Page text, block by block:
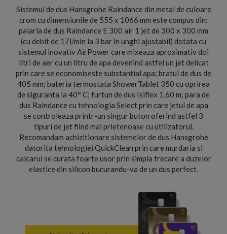
Sistemul de dus Hansgrohe Raindance din metal de culoare
crom cu dimensiunile de 555 x 1066 mm este compus din:
palaria de dus Raindance E 300 air 1 jet de 300 x 300 mm
(cu debit de 17l/min la 3 bar in unghi ajustabil) dotata cu
sistemul inovativ AirPower care mixeaza aproximativ doi
litri de aer cu un litru de apa devenind astfel un jet delicat
prin care se economiseste substantial apa; bratul de dus de
405 mm; bateria termostata ShowerTablet 350 cu oprirea
de siguranta la 40° C; furtun de dus Isiflex 1,60 m; para de
dus Raindance cu tehnologia Select prin care jetul de apa
se controleaza printr-un singur buton oferind astfel 3
tipuri de jet fiind mai prietenoase cu utilizatorul.
Recomandam achizitionare sistemelor de dus Hansgrohe
datorita tehnologiei QuickClean prin care murdaria si
calcarul se curata foarte usor prin simpla frecare a duzelor
elastice din silicon bucurandu-va de un dus perfect.